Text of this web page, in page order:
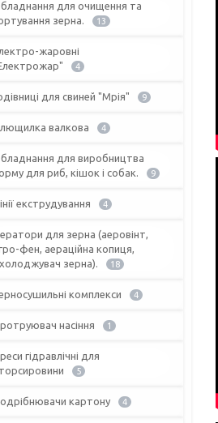
для очищення та
зерна.
13
жаровні
4
для свиней "Мрія" 9
валкова 4
для виробництва
для риб, кішок і собак.
9
екструдування 4
для зерна (аеровінт,
фен, аераційна копиця,
зерна).
18
комплекси 4
насіння 1
гідравлічні для
5
картону 4